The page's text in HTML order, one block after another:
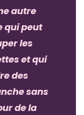
autre
qui peut
les
et qui
des
sans
de la